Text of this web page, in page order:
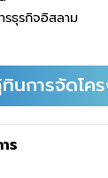
รธุรกิจอิสลาม
นการจัดโค
ร